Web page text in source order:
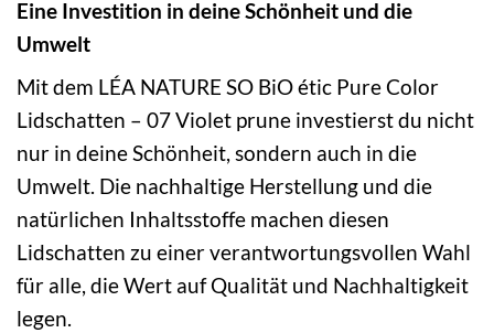
Eine Investition in deine Schönheit und die
Umwelt
Mit dem LÉA NATURE SO BiO étic Pure Color
Lidschatten – 07 Violet prune investierst du nicht
nur in deine Schönheit, sondern auch in die
Umwelt. Die nachhaltige Herstellung und die
natürlichen Inhaltsstoffe machen diesen
Lidschatten zu einer verantwortungsvollen Wahl
für alle, die Wert auf Qualität und Nachhaltigkeit
legen.